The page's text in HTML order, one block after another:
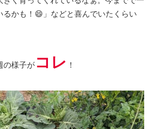
るかも！😄」などと喜んでいたくらい
の様子が コレ ！